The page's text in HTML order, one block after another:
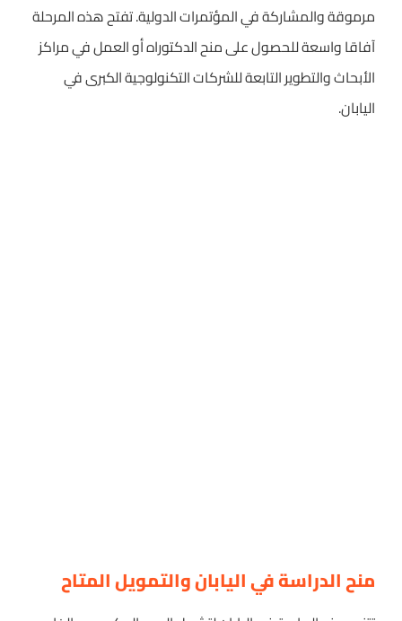
مرموقة والمشاركة في المؤتمرات الدولية. تفتح هذه المرحلة
آفاقا واسعة للحصول على منح الدكتوراه أو العمل في مراكز
الأبحاث والتطوير التابعة للشركات التكنولوجية الكبرى في
اليابان.
منح الدراسة في اليابان والتمويل المتاح